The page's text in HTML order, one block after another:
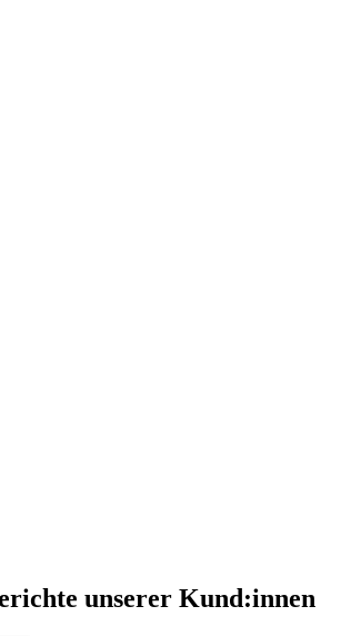
unserer Kund:innen